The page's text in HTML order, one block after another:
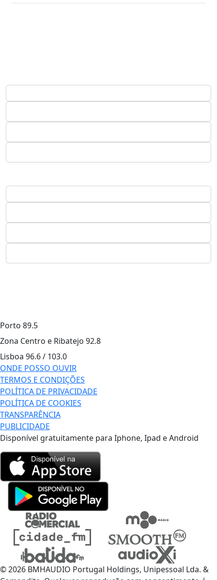
Porto 89.5
Zona Centro e Ribatejo 92.8
Lisboa 96.6 / 103.0
ONDE POSSO OUVIR
TERMOS E CONDIÇÕES
POLÍTICA DE PRIVACIDADE
POLÍTICA DE COOKIES
TRANSPARÊNCIA
PUBLICIDADE
Disponível gratuitamente para Iphone, Ipad e Android
© 2026 BMHAUDIO Portugal Holdings, Unipessoal Lda. &